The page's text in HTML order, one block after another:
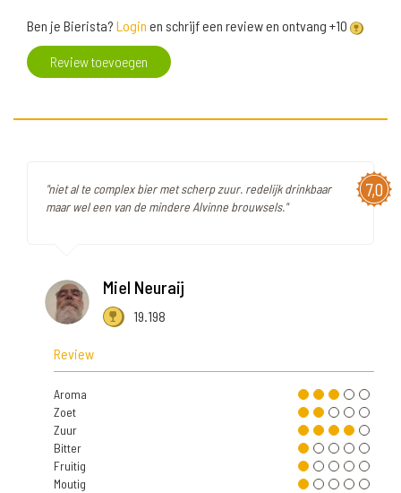
Ben je Bierista? Login en schrijf een review en ontvang +10
Review toevoegen
7,0
"niet al te complex bier met scherp zuur. redelijk drinkbaar
maar wel een van de mindere Alvinne brouwsels."
Miel Neuraij
19.198
Review
Aroma
Zoet
Zuur
Bitter
Fruitig
Moutig